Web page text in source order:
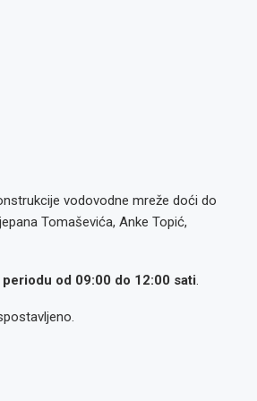
vodovodne mreže doći do
Tomaševića, Anke Topić,
od 09:00 do 12:00 sati.